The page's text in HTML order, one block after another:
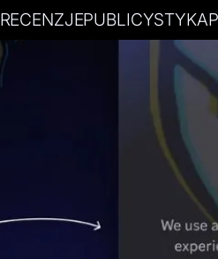
RECENZJEPUBLICYSTYKA